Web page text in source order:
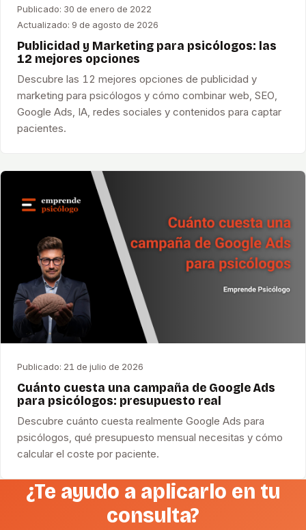
Publicado: 30 de enero de 2022
Actualizado: 9 de agosto de 2026
Publicidad y Marketing para psicólogos: las
12 mejores opciones
Descubre las 12 mejores opciones de publicidad y
marketing para psicólogos y cómo combinar web, SEO,
Google Ads, IA, redes sociales y contenidos para captar
pacientes.
Publicado: 21 de julio de 2026
Cuánto cuesta una campaña de Google Ads
para psicólogos: presupuesto real
Descubre cuánto cuesta realmente Google Ads para
psicólogos, qué presupuesto mensual necesitas y cómo
calcular el coste por paciente.
¿Te ayudo a aplicarlo en tu
consulta?